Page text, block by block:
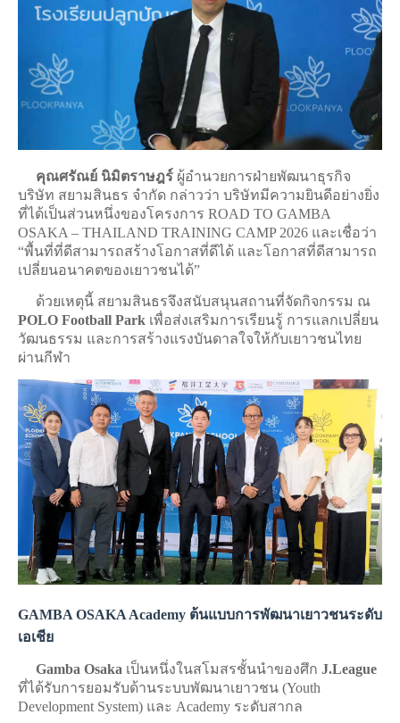
คุณศรัณย์ นิมิตราษฎร์ ผู้อำนวยการฝ่ายพัฒนาธุรกิจ
บริษัท สยามสินธร จำกัด กล่าวว่า บริษัทมีความยินดีอย่างยิ่ง
ที่ได้เป็นส่วนหนึ่งของโครงการ ROAD TO GAMBA
OSAKA – THAILAND TRAINING CAMP 2026 และเชื่อว่า
“พื้นที่ที่ดีสามารถสร้างโอกาสที่ดีได้ และโอกาสที่ดีสามารถ
เปลี่ยนอนาคตของเยาวชนได้”
ด้วยเหตุนี้ สยามสินธรจึงสนับสนุนสถานที่จัดกิจกรรม ณ
POLO Football Park เพื่อส่งเสริมการเรียนรู้ การแลกเปลี่ยน
วัฒนธรรม และการสร้างแรงบันดาลใจให้กับเยาวชนไทย
ผ่านกีฬา
GAMBA OSAKA Academy ต้นแบบการพัฒนาเยาวชนระดับ
เอเชีย
Gamba Osaka เป็นหนึ่งในสโมสรชั้นนำของศึก J.League
ที่ได้รับการยอมรับด้านระบบพัฒนาเยาวชน (Youth
Development System) และ Academy ระดับสากล